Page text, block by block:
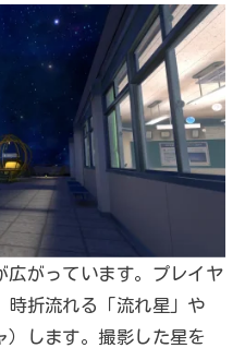
広がっています。プレイヤ
時折流れる「流れ星」や
）します。撮影した星を